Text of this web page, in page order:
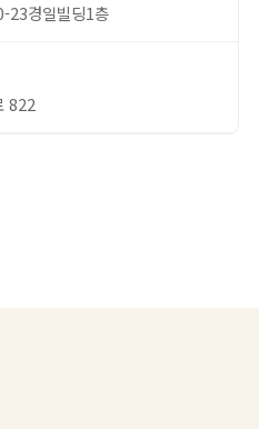
23경일빌딩1층
822